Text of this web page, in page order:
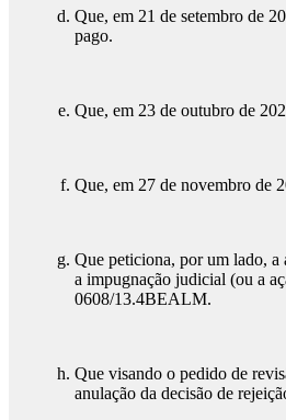
Que, em 21 de setembro de
pago.
Que, em 23 de outubro de
Que, em 27 de novembro de
Que peticiona, por um lado, a
a impugnação judicial (ou a
0608/13.4BEALM.
Que visando o pedido de
anulação da decisão de